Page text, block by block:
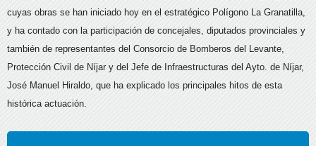
cuyas obras se han iniciado hoy en el estratégico Polígono La Granatilla,
y ha contado con la participación de concejales, diputados provinciales y
también de representantes del Consorcio de Bomberos del Levante,
Protección Civil de Níjar y del Jefe de Infraestructuras del Ayto. de Níjar,
José Manuel Hiraldo, que ha explicado los principales hitos de esta
histórica actuación.